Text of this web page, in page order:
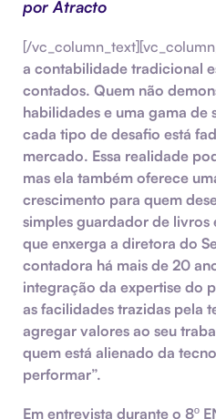
por Atracto
[/
a contabilidade tradicional
contados. Quem não
habilidades e uma gama de
cada tipo de desafio está
mercado. Essa realidade
mas ela também oferece
crescimento para quem
simples guardador de livros
que enxerga a diretora do
contadora há mais de 20
integração da expertise do
as facilidades trazidas pela
agregar valores ao seu
quem está alienado da
performar”.
Em entrevista durante o 8º